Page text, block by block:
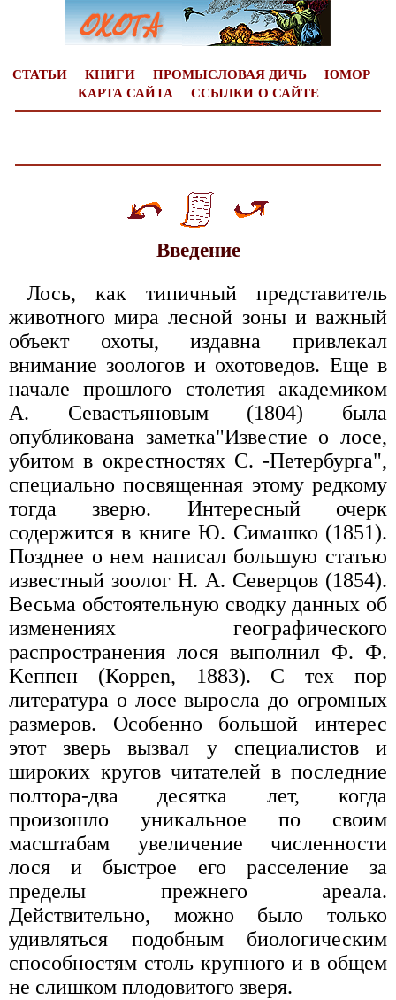
СТАТЬИ КНИГИ ПРОМЫСЛОВАЯ ДИЧЬ
ЮМОР
КАРТА САЙТА
ССЫЛКИ О САЙТЕ
Введение
Лось, как типичный представитель
животного мира лесной зоны и важный
объект охоты, издавна привлекал
внимание зоологов и охотоведов. Еще в
начале прошлого столетия академиком
А. Севастьяновым (1804) была
опубликована заметка"Известие о лосе,
убитом в окрестностях С. -Петербурга",
специально посвященная этому редкому
тогда зверю. Интересный очерк
содержится в книге Ю. Симашко (1851).
Позднее о нем написал большую статью
известный зоолог Н. А. Северцов (1854).
Весьма обстоятельную сводку данных об
изменениях географического
распространения лося выполнил Ф. Ф.
Keппен (Корреn, 1883). С тех пор
литература о лосе выросла до огромных
размеров. Особенно большой интерес
этот зверь вызвал у специалистов и
широких кругов читателей в последние
полтора-два десятка лет, когда
произошло уникальное по своим
масштабам увеличение численности
лося и быстрое его расселение за
пределы прежнего ареала.
Действительно, можно было только
удивляться подобным биологическим
способностям столь крупного и в общем
не слишком плодовитого зверя.